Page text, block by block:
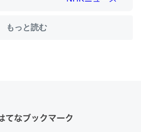
に変化した｜tayorini by LIFULL介護
もっと読む